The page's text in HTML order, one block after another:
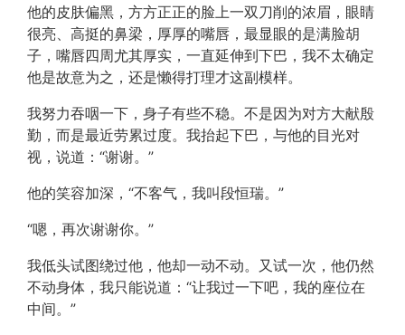
他的皮肤偏黑，方方正正的脸上一双刀削的浓眉，眼睛
很亮、高挺的鼻梁，厚厚的嘴唇，最显眼的是满脸胡
子，嘴唇四周尤其厚实，一直延伸到下巴，我不太确定
他是故意为之，还是懒得打理才这副模样。
我努力吞咽一下，身子有些不稳。不是因为对方大献殷
勤，而是最近劳累过度。我抬起下巴，与他的目光对
视，说道：“谢谢。”
他的笑容加深，“不客气，我叫段恒瑞。”
“嗯，再次谢谢你。”
我低头试图绕过他，他却一动不动。又试一次，他仍然
不动身体，我只能说道：“让我过一下吧，我的座位在
中间。”